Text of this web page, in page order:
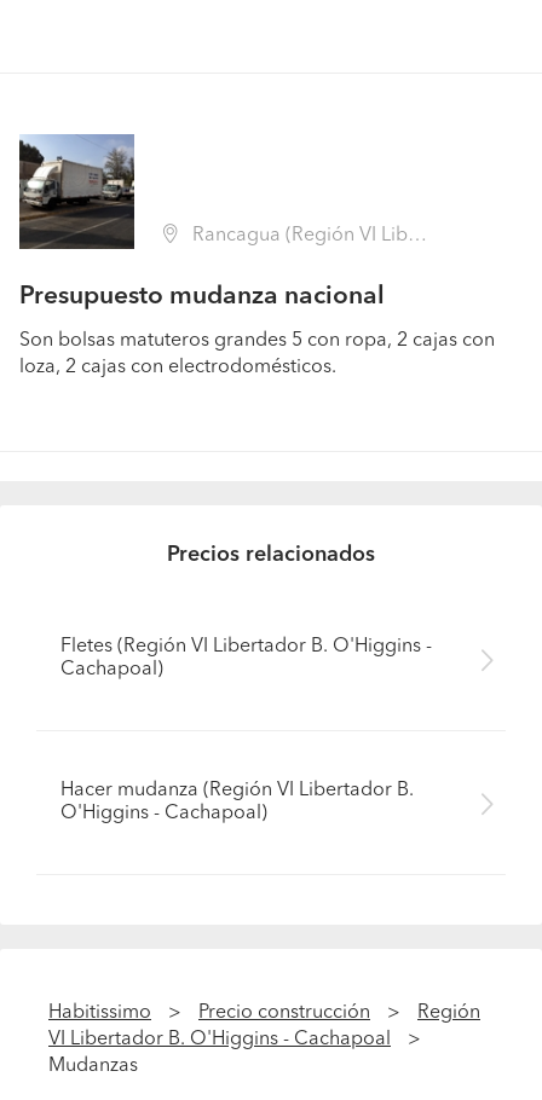
Rancagua (Región VI Libertador B. O'Higgins - Cachapoal)
Presupuesto mudanza nacional
Son bolsas matuteros grandes 5 con ropa, 2 cajas con
loza, 2 cajas con electrodomésticos.
Precios relacionados
Fletes (Región VI Libertador B. O'Higgins -
Cachapoal)
Hacer mudanza (Región VI Libertador B.
O'Higgins - Cachapoal)
Habitissimo Precio construcción
Región
VI Libertador B. O'Higgins - Cachapoal
Mudanzas